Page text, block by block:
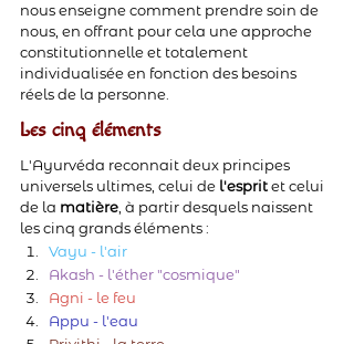
nous enseigne comment prendre soin de
nous, en offrant pour cela une approche
constitutionnelle et totalement
individualisée en fonction des besoins
réels de la personne.
Les cinq éléments
L'Ayurvéda reconnait deux principes
universels ultimes, celui de l'esprit et celui
de la matière, à partir desquels naissent
les cinq grands éléments :
Vayu - l'air
Akash - l'éther "cosmique"
Agni - le feu
Appu - l'eau